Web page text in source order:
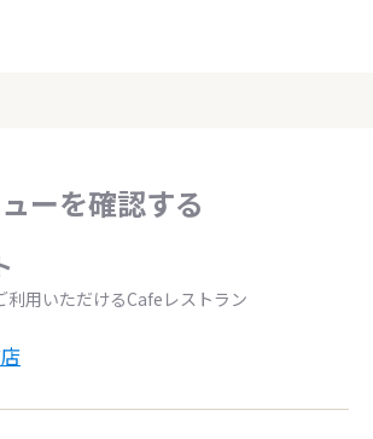
ーを確認する
利用いただけるCafeレストラン